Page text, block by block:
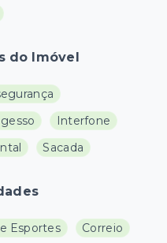
do Imóvel
Interfone
Sacada
Esportes
Correio